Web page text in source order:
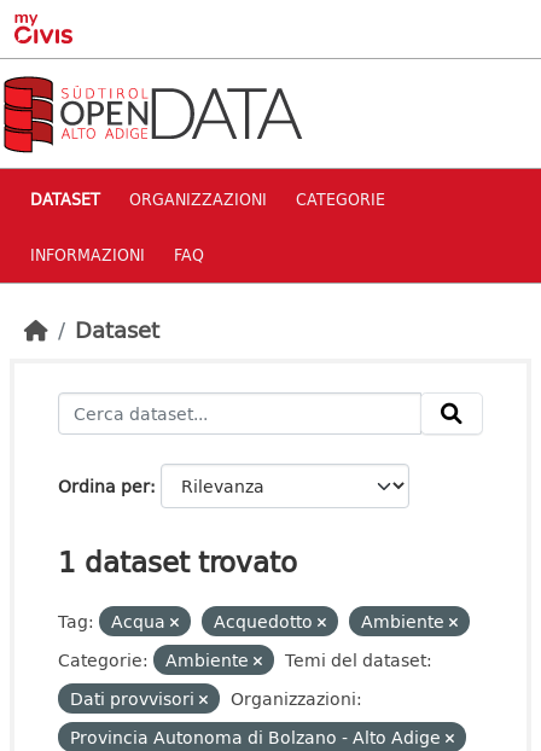
Skip to main content
DATASET ORGANIZZAZIONI CATEGORIE
INFORMAZIONI FAQ
Dataset
Ordina per
1 dataset trovato
Tag: Acqua Acquedotto
Ambiente
Categorie:
Ambiente
Temi del dataset:
Dati provvisori
Organizzazioni:
Provincia Autonoma di Bolzano - Alto Adige